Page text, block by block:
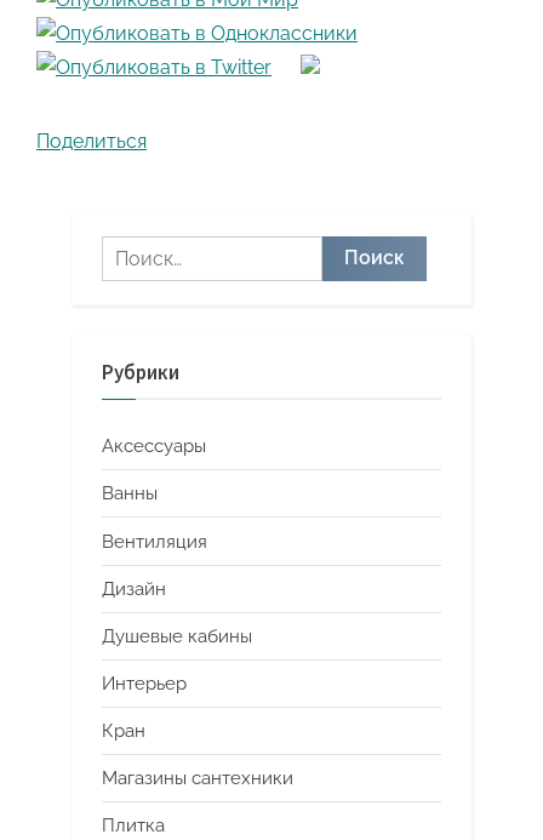
Поделиться
Найти:
Рубрики
Аксессуары
Ванны
Вентиляция
Дизайн
Душевые кабины
Интерьер
Кран
Магазины сантехники
Плитка